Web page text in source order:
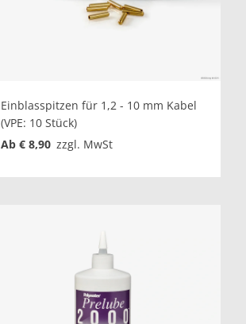
Einblasspitzen für 1,2 - 10 mm Kabel
(VPE: 10 Stück)
Ab € 8,90 zzgl. MwSt